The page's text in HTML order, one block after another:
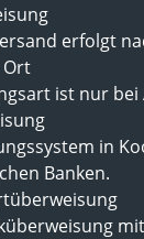
erfolgt
Ort
ist nur
in
Banken.